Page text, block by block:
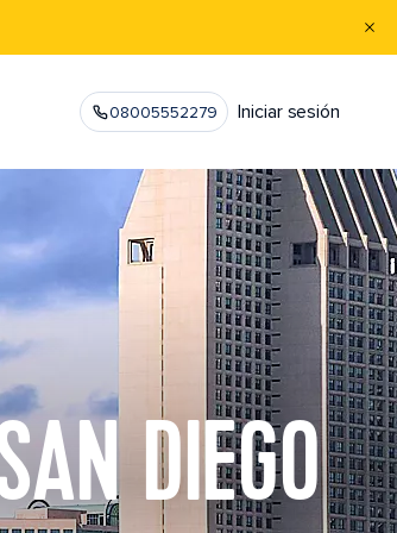
08005552279 Iniciar sesión
DIEGO